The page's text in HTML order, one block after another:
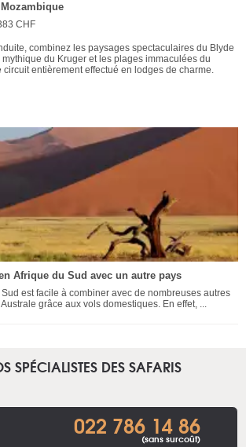
CHF
combinez les paysages spectaculaires du Blyde
du Kruger et les plages immaculées du
circuit entièrement effectué en lodges de charme.
Afrique du Sud avec un autre pays
est facile à combiner avec de nombreuses autres
grâce aux vols domestiques. En effet, ...
SPÉCIALISTES DES SAFARIS
022 786 14 86
(sans surcoût)